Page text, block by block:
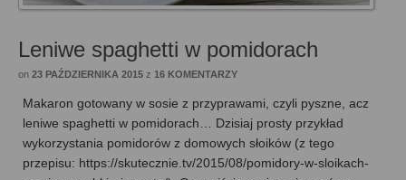
Leniwe spaghetti w pomidorach
on 23 PAŹDZIERNIKA 2015 z 16 KOMENTARZY
Makaron gotowany w sosie z przyprawami, czyli pyszne, acz
leniwe spaghetti w pomidorach… Dzisiaj prosty przykład
wykorzystania pomidorów z domowych słoików (z tego
przepisu: https://skutecznie.tv/2015/08/pomidory-w-sloikach-